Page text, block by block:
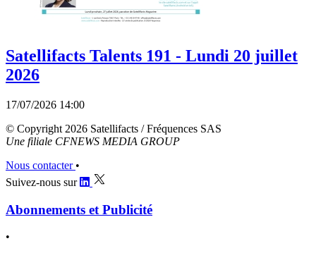
Satellifacts Talents 191 - Lundi 20 juillet
2026
17/07/2026 14:00
© Copyright 2026 Satellifacts / Fréquences SAS
Une filiale CFNEWS MEDIA GROUP
Nous contacter •
Suivez-nous sur
Abonnements et Publicité
•